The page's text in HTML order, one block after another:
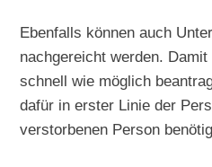
Ebenfalls können auch
nachgereicht werden.
schnell wie möglich
dafür in erster Linie der
verstorbenen Person